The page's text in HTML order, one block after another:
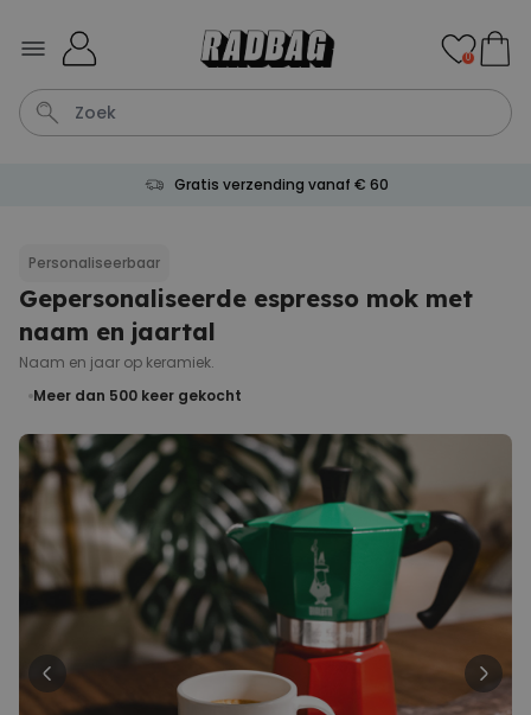
Personaliseerbaar
Gepersonaliseerde
champagne coupe met tekst
Personaliseerbaar
Gepersonaliseerde handdoek
maritiem met tekst
Meer dan
1.900
gekocht
34,99 €
Personaliseerbaar
Gepersonaliseerd houten blok
waar het begon
Meer dan
24,99 €
Personaliseerbaar
0
Gratis verzending vanaf € 60
Personaliseerbaar
Gepersonaliseerde espresso mok met
naam en jaartal
Naam en jaar op keramiek.
Meer dan 500 keer gekocht